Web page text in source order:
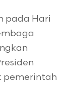
pada Hari
pemerintah